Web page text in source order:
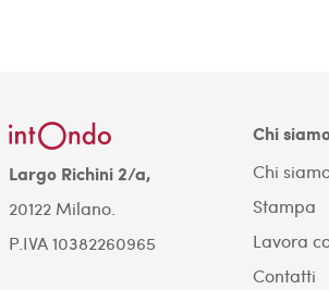
Largo Richini 2/a,
20122 Milano.
P.IVA 10382260965
Chi
Chi
Stampa
Lavora
Contatti